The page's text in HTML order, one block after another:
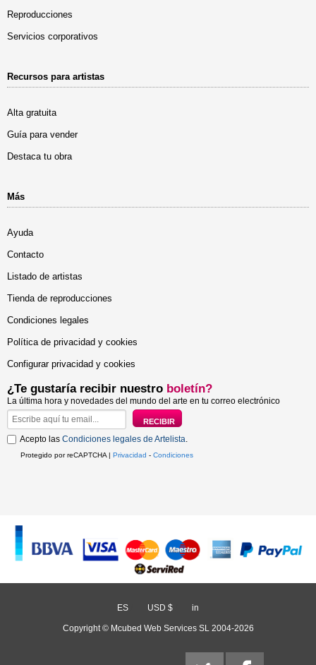
Reproducciones
Servicios corporativos
Recursos para artistas
Alta gratuita
Guía para vender
Destaca tu obra
Más
Ayuda
Contacto
Listado de artistas
Tienda de reproducciones
Condiciones legales
Política de privacidad y cookies
Configurar privacidad y cookies
¿Te gustaría recibir nuestro boletín?
La última hora y novedades del mundo del arte en tu correo electrónico
Acepto las Condiciones legales de Artelista
Protegido por reCAPTCHA | Privacidad - Condiciones
ES USD $ in
Copyright © Mcubed Web Services SL 2004-2026